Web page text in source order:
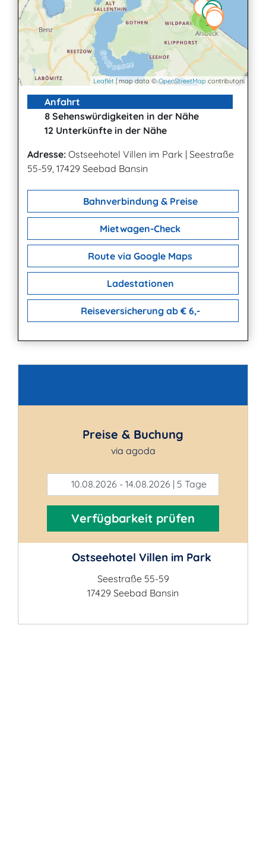
2 3
Leaflet | map data ©OpenStreetMap contributors
Anfahrt
8 Sehenswürdigkeiten in der Nähe
12 Unterkünfte in der Nähe
Adresse: Ostseehotel Villen im Park | Seestraße
55-59, 17429 Seebad Bansin
Bahnverbindung & Preise
Mietwagen-Check
Route via Google Maps
Ladestationen
Reiseversicherung ab € 6,-
Preise & Buchung
via agoda
10.08.2026 - 14.08.2026 | 5 Tage
Verfügbarkeit prüfen
Ostseehotel Villen im Park
Seestraße 55-59
17429 Seebad Bansin